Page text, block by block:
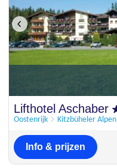
Lifthotel Aschaber
Oostenrijk Kitzbüheler Alpen
Info & prijzen